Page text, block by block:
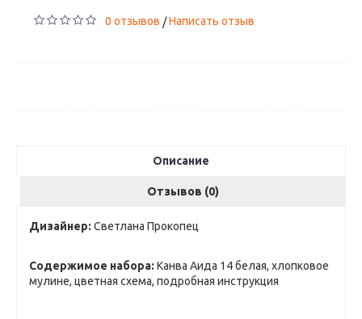
0 отзывов /Написать отзыв
Описание
Отзывов (0)
Дизайнер: Светлана Прокопец
Содержимое набора: Канва Аида 14 белая, хлопковое
мулине, цветная схема, подробная инструкция